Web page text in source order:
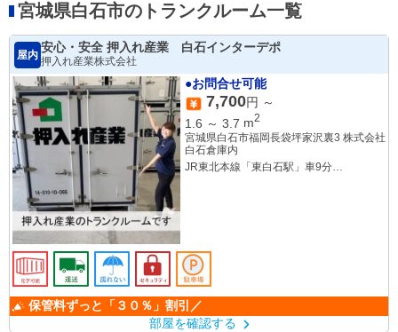
宮城県白石市のトランクルーム一覧
屋内
安心・安全 押入れ産業 白石インターデポ
押入れ産業株式会社
●お問合せ可能
7,700円 ～
1.6 ～ 3.7 m2
宮城県白石市福岡長袋坪家沢裏3 株式会社
白石倉庫内
JR東北本線「東白石駅」車9分
保管料ずっと「３０％」割引／
部屋を確認する